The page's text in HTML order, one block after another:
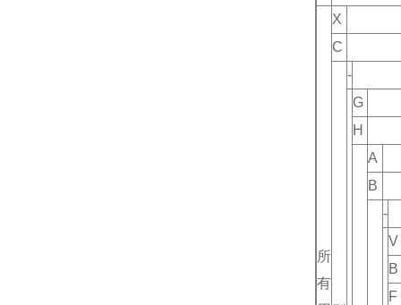
所
有
X
C
-
G
H
A
B
-
V
B
F